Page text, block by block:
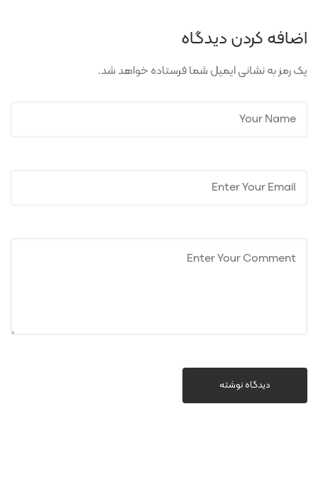
اضافه کردن دیدگاه
یک رمز به نشانی ایمیل شما فرستاده خواهد شد.
دیدگاه نوشته